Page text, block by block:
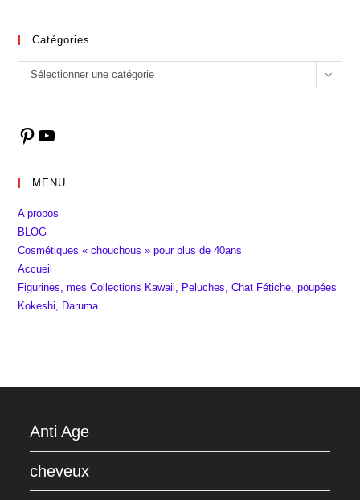
Catégories
Catégories
Sélectionner une catégorie
PinterestYouTube
MENU
A propos
BLOG
Cosmétiques « chouchous » pour plus de 40ans
Accueil
Figurines, mes Collections Kawaii, Peluches, Chat Fétiche, poupées
Kokeshi, Daruma
Anti Age
cheveux